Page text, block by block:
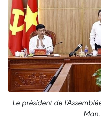
Le président de